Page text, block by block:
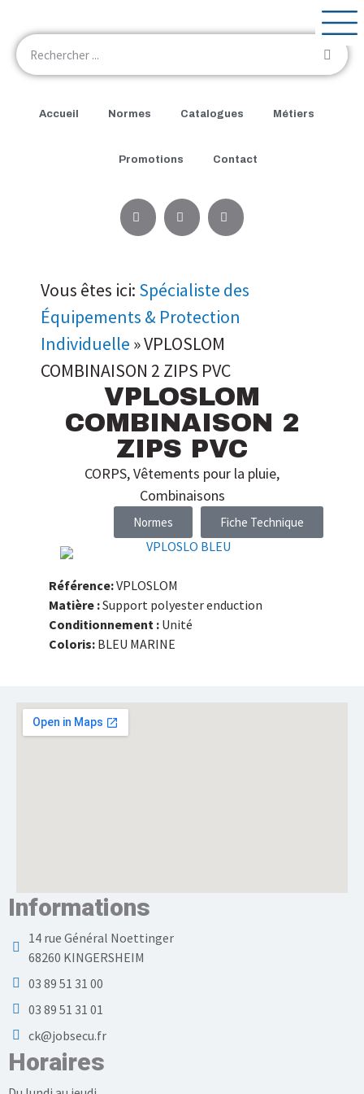
Accueil Normes Catalogues Métiers
Promotions Contact
Vous êtes ici: Spécialiste des
Équipements & Protection
Individuelle »VPLOSLOM
COMBINAISON 2 ZIPS PVC
VPLOSLOM
COMBINAISON 2
ZIPS PVC
CORPS,Vêtements pour la pluie,
Combinaisons
Normes Fiche Technique
Référence:VPLOSLOM
Matière :Support polyester enduction
Conditionnement : Unité
Coloris: BLEU MARINE
Informations
14 rue Général Noettinger
68260 KINGERSHEIM
03 89 51 31 00
03 89 51 31 01
ck@jobsecu.fr
Horaires